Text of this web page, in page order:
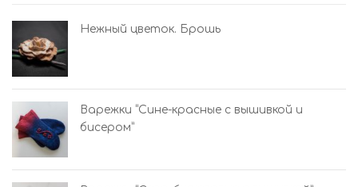
Нежный цветок. Брошь
Варежки “Сине-красные с вышивкой и
бисером”